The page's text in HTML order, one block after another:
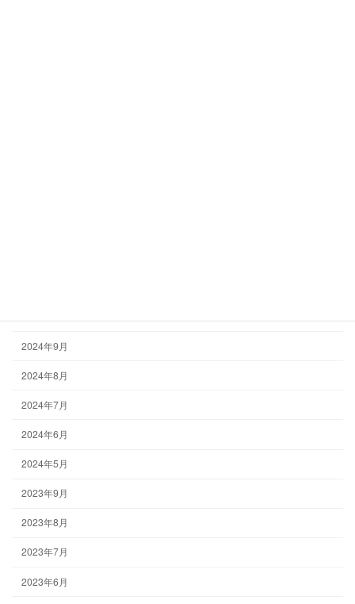
2024年9月
2024年8月
2024年7月
2024年6月
2024年5月
2023年9月
2023年8月
2023年7月
2023年6月